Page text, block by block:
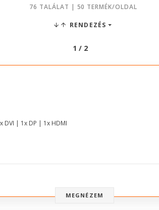
76 TALÁLAT | 50 TERMÉK/OLDAL
RENDEZÉS
1 / 2
DVI | 1x DP | 1x HDMI
MEGNÉZEM